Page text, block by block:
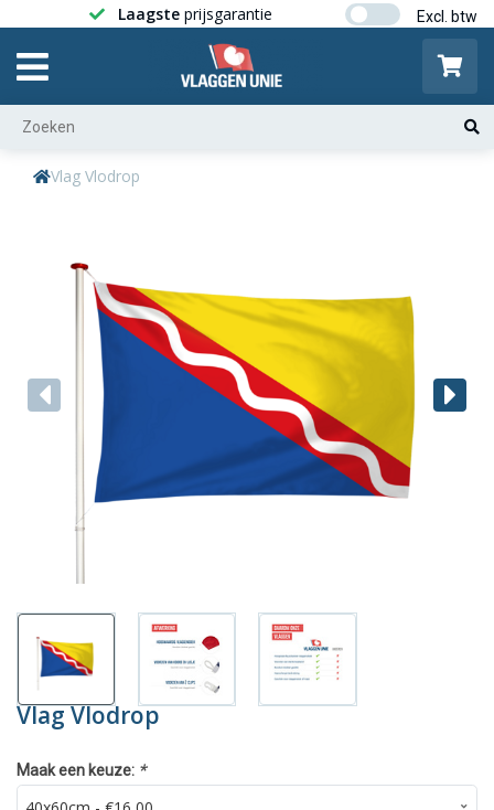
Laagste prijsgarantie Gratis
Vlag Vlodrop
Vlag Vlodrop
Maak een keuze: *